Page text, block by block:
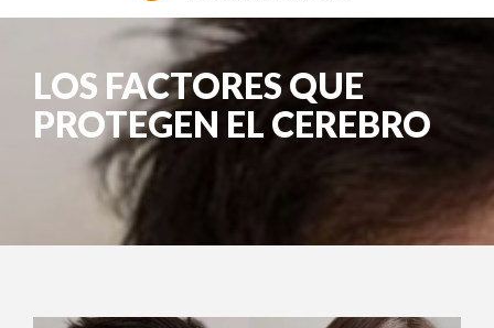
LOS FACTORES QUE
PROTEGEN EL CEREBRO